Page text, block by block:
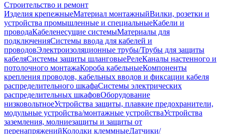
Строительство и ремонт
Изделия крепежныеМатериал монтажныйВилки, розетки и
устройства промышленные и специальныеКабели и
проводаКабеленесущие системыМатериалы для
подключенияСистемы ввода для кабелей и
проводовЭлектроизоляционные трубы/Трубы для защиты
кабеляСистемы защиты шланговыеРелеКаналы настенного и
потолочного монтажаКороба кабельныеКомпоненты
крепления проводов, кабельных вводов и фиксации кабеля
распределительного шкафаСистемы электрических
распределительных шкафовОборудование
низковольтноеУстройства защиты, плавкие предохранители,
модульные устройства/монтажные устройстваУстройства
заземления, молниезащиты и защиты от
перенапряженийКолодки клеммныеДатчики/